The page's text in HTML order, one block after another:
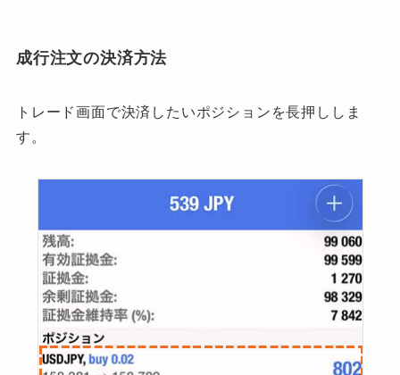
成行注文の決済方法
トレード画面で決済したいポジションを長押ししま
す。